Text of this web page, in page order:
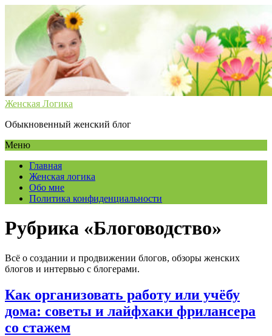
Женская Логика
Обыкновенный женский блог
Меню
Главная
Женская логика
Обо мне
Политика конфиденциальности
Рубрика «Блоговодство»
Всё о создании и продвижении блогов, обзоры женских
блогов и интервью с блогерами.
Как организовать работу или учёбу
дома: советы и лайфхаки фрилансера
со стажем